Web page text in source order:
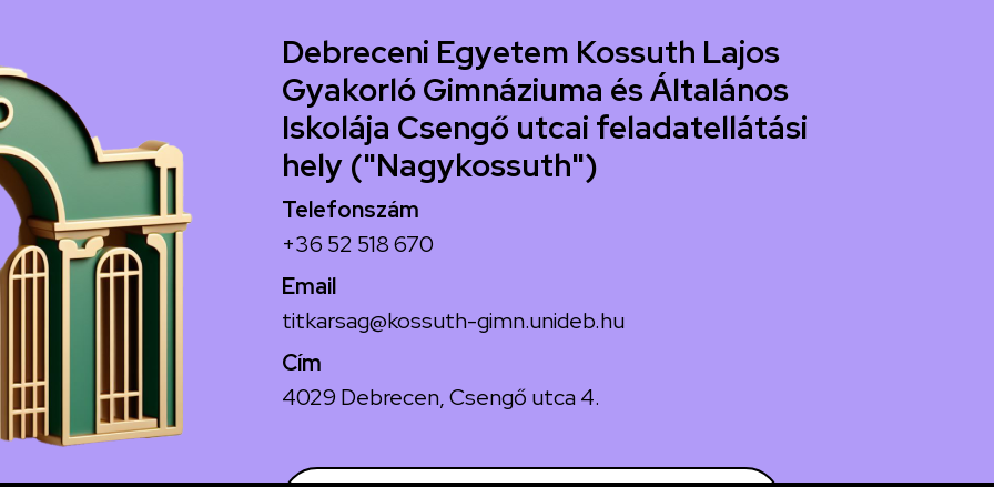
Debreceni Egyetem Kossuth Lajos
Gyakorló Gimnáziuma és Általános
Iskolája Csengő utcai feladatellátási
hely ("Nagykossuth")
Telefonszám
+36 52 518 670
Email
titkarsag@kossuth-gimn.unideb.hu
Cím
4029 Debrecen, Csengő utca 4.